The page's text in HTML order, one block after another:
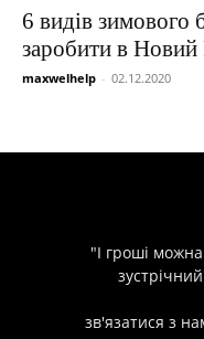
6 видів зимового
заробити в Новий
maxwelhelp - 02.12.2020
"І гроші
зв'язатися з